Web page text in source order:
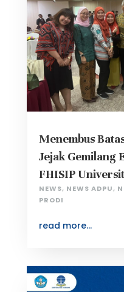
Menembus
Jejak Gemilang
FHISIP
NEWS, NEWS ADPU,
PRODI
read more...